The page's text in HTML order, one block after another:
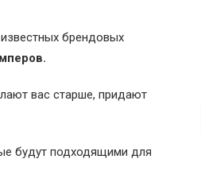
брендовых
вас старше, придают
будут подходящими для